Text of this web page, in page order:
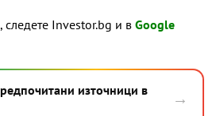
следете Investor.bg и в Google
източници в
→